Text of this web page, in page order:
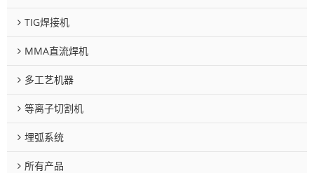
TIG焊接机
MMA直流焊机
多工艺机器
等离子切割机
埋弧系统
所有产品